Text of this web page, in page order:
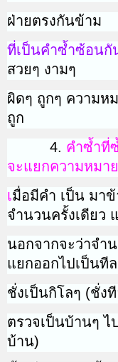
ฝ่ายตรงกันข้าม
ที่เป็นคำซ้ำซ้อนกั
สวยๆ งามๆ
ผิดๆ ถูกๆ ความห
ถูก
4. คำซ้ำที่
จะแยกความหมาย
เมื่อมีคำ เป็น มาข้
จำนวนครั้งเดียว
นอกจากจะว่าจำ
แยกออกไปเป็นที
ชั่งเป็นกิโลๆ (ชั่ง
ตรวจเป็นบ้านๆ
บ้าน)